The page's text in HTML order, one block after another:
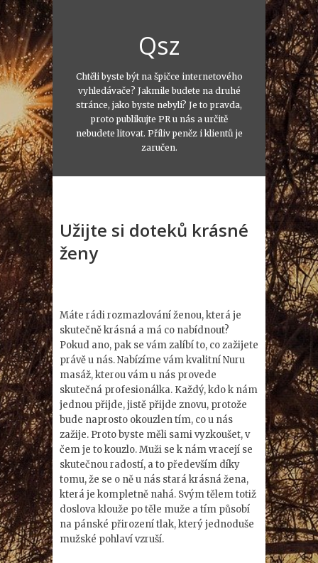
Qsz
Chtěli byste být na špičce internetového
vyhledávače? Jakmile budete na druhé
stránce, jako byste nebyli? Je to pravda,
proto publikujte PR u nás a určitě
nebudete litovat. Příliv peněz i klientů je
zaručen.
Užijte si doteků krásné
ženy
Máte rádi rozmazlování ženou, která je
skutečně krásná a má co nabídnout?
Pokud ano, pak se vám zalíbí to, co zažijete
právě u nás. Nabízíme vám kvalitníNuru
masáž, kterou vám u nás provede
skutečná profesionálka. Každý, kdo k nám
jednou přijde, jistě přijde znovu, protože
bude naprosto okouzlen tím, co u nás
zažije. Proto byste měli sami vyzkoušet, v
čem je to kouzlo. Muži se k nám vracejí se
skutečnou radostí, a to především díky
tomu, že se o ně u nás stará krásná žena,
která je kompletně nahá. Svým tělem totiž
doslova klouže po těle muže a tím působí
na pánské přirození tlak, který jednoduše
mužské pohlaví vzruší.